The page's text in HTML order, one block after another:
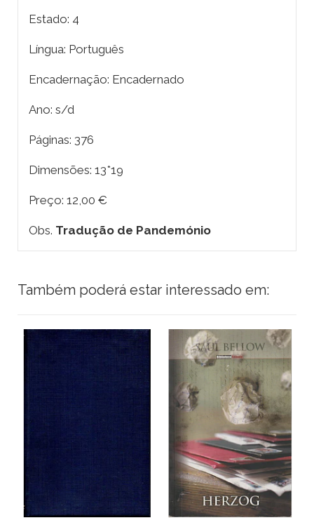
Estado: 4
Língua: Português
Encadernação: Encadernado
Ano: s/d
Páginas: 376
Dimensões: 13*19
Preço: 12,00 €
Obs. Tradução de Pandemónio
Também poderá estar interessado em: